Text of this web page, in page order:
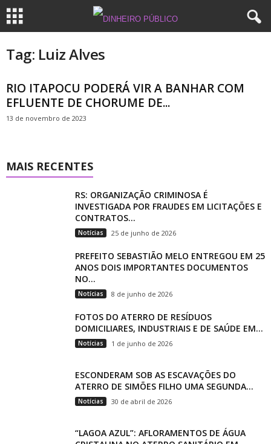
Tag: Luiz Alves
RIO ITAPOCU PODERÁ VIR A BANHAR COM
EFLUENTE DE CHORUME DE...
13 de novembro de 2023
MAIS RECENTES
RS: ORGANIZAÇÃO CRIMINOSA É
INVESTIGADA POR FRAUDES EM LICITAÇÕES E
CONTRATOS...
Notícias 25 de junho de 2026
PREFEITO SEBASTIÃO MELO ENTREGOU EM 25
ANOS DOIS IMPORTANTES DOCUMENTOS
NO...
Notícias 8 de junho de 2026
FOTOS DO ATERRO DE RESÍDUOS
DOMICILIARES, INDUSTRIAIS E DE SAÚDE EM...
Notícias 1 de junho de 2026
ESCONDERAM SOB AS ESCAVAÇÕES DO
ATERRO DE SIMÕES FILHO UMA SEGUNDA...
Notícias 30 de abril de 2026
“LAGOA AZUL”: AFLORAMENTOS DE ÁGUA